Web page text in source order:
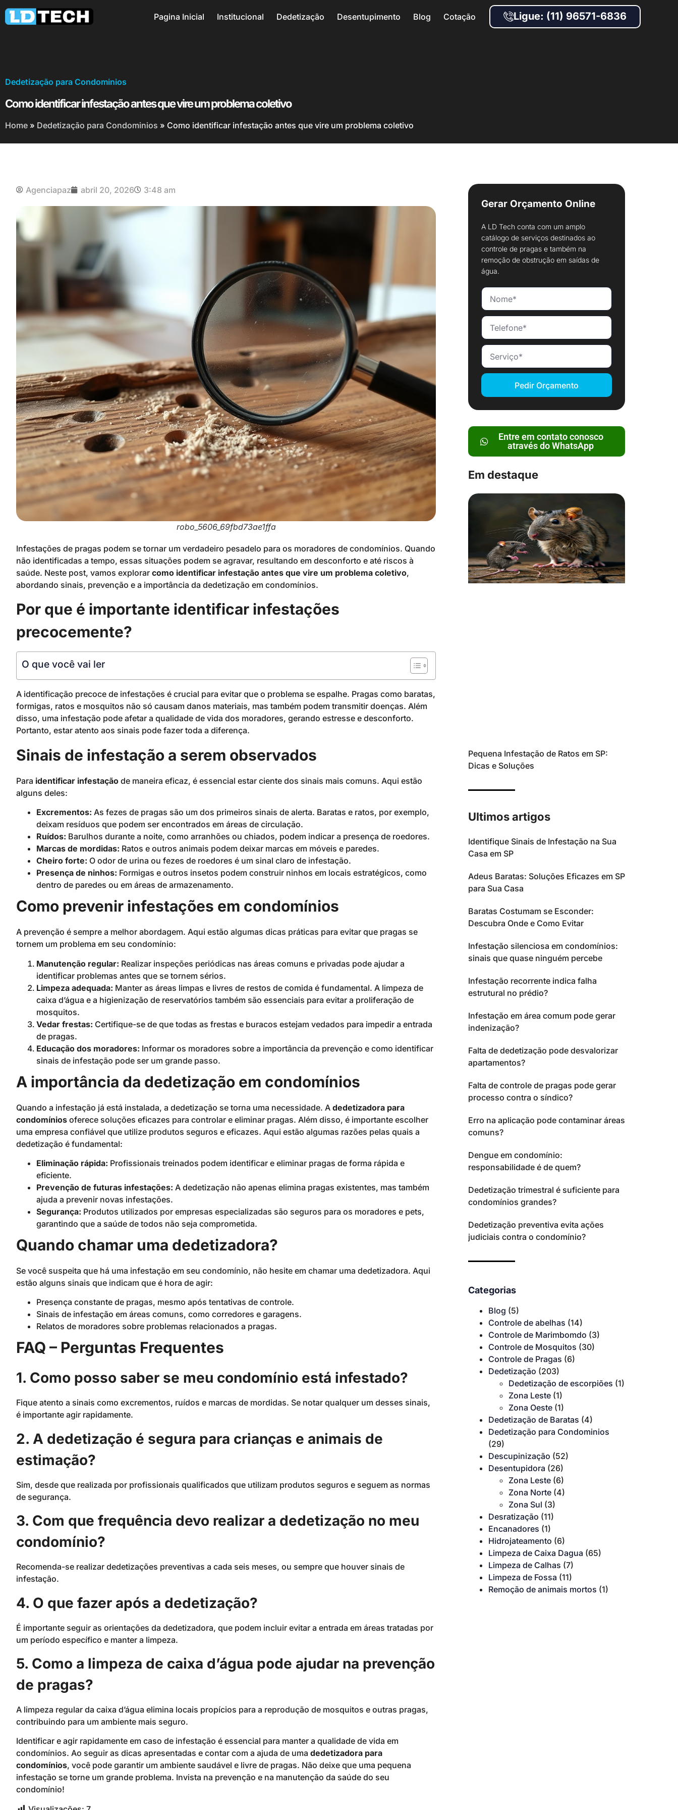
Pagina Inicial Institucional Dedetização Desentupimento Blog Cotação Ligue: (11) 96571-6836
Dedetização para Condominios
Como identificar infestação antes que vire um problema coletivo
Home » Dedetização para Condominios » Como identificar infestação antes que vire um problema coletivo
Agenciapaz abril 20, 2026 3:48 am
robo_5606_69fbd73ae1ffa
Infestações de pragas podem se tornar um verdadeiro pesadelo para os moradores de condomínios. Quando
não identificadas a tempo, essas situações podem se agravar, resultando em desconforto e até riscos à
saúde. Neste post, vamos explorar como identificar infestação antes que vire um problema coletivo,
abordando sinais, prevenção e a importância da dedetização em condomínios.
Por que é importante identificar infestações
precocemente?
O que você vai ler
A identificação precoce de infestações é crucial para evitar que o problema se espalhe. Pragas como baratas,
formigas, ratos e mosquitos não só causam danos materiais, mas também podem transmitir doenças. Além
disso, uma infestação pode afetar a qualidade de vida dos moradores, gerando estresse e desconforto.
Portanto, estar atento aos sinais pode fazer toda a diferença.
Sinais de infestação a serem observados
Para identificar infestação de maneira eficaz, é essencial estar ciente dos sinais mais comuns. Aqui estão
alguns deles:
Excrementos: As fezes de pragas são um dos primeiros sinais de alerta. Baratas e ratos, por exemplo,
deixam resíduos que podem ser encontrados em áreas de circulação.
Ruídos: Barulhos durante a noite, como arranhões ou chiados, podem indicar a presença de roedores.
Marcas de mordidas: Ratos e outros animais podem deixar marcas em móveis e paredes.
Cheiro forte: O odor de urina ou fezes de roedores é um sinal claro de infestação.
Presença de ninhos: Formigas e outros insetos podem construir ninhos em locais estratégicos, como
dentro de paredes ou em áreas de armazenamento.
Como prevenir infestações em condomínios
A prevenção é sempre a melhor abordagem. Aqui estão algumas dicas práticas para evitar que pragas se
tornem um problema em seu condomínio:
Manutenção regular: Realizar inspeções periódicas nas áreas comuns e privadas pode ajudar a
identificar problemas antes que se tornem sérios.
Limpeza adequada: Manter as áreas limpas e livres de restos de comida é fundamental. A limpeza de
caixa d’água e a higienização de reservatórios também são essenciais para evitar a proliferação de
mosquitos.
Vedar frestas: Certifique-se de que todas as frestas e buracos estejam vedados para impedir a entrada
de pragas.
Educação dos moradores: Informar os moradores sobre a importância da prevenção e como identificar
sinais de infestação pode ser um grande passo.
A importância da dedetização em condomínios
Quando a infestação já está instalada, a dedetização se torna uma necessidade. A dedetizadora para
condomínios oferece soluções eficazes para controlar e eliminar pragas. Além disso, é importante escolher
uma empresa confiável que utilize produtos seguros e eficazes. Aqui estão algumas razões pelas quais a
dedetização é fundamental:
Eliminação rápida: Profissionais treinados podem identificar e eliminar pragas de forma rápida e
eficiente.
Prevenção de futuras infestações: A dedetização não apenas elimina pragas existentes, mas também
ajuda a prevenir novas infestações.
Segurança: Produtos utilizados por empresas especializadas são seguros para os moradores e pets,
garantindo que a saúde de todos não seja comprometida.
Quando chamar uma dedetizadora?
Se você suspeita que há uma infestação em seu condomínio, não hesite em chamar uma dedetizadora. Aqui
estão alguns sinais que indicam que é hora de agir:
Presença constante de pragas, mesmo após tentativas de controle.
Sinais de infestação em áreas comuns, como corredores e garagens.
Relatos de moradores sobre problemas relacionados a pragas.
FAQ – Perguntas Frequentes
1. Como posso saber se meu condomínio está infestado?
Fique atento a sinais como excrementos, ruídos e marcas de mordidas. Se notar qualquer um desses sinais,
é importante agir rapidamente.
2. A dedetização é segura para crianças e animais de
estimação?
Sim, desde que realizada por profissionais qualificados que utilizam produtos seguros e seguem as normas
de segurança.
3. Com que frequência devo realizar a dedetização no meu
condomínio?
Recomenda-se realizar dedetizações preventivas a cada seis meses, ou sempre que houver sinais de
infestação.
4. O que fazer após a dedetização?
É importante seguir as orientações da dedetizadora, que podem incluir evitar a entrada em áreas tratadas por
um período específico e manter a limpeza.
5. Como a limpeza de caixa d’água pode ajudar na prevenção
de pragas?
A limpeza regular da caixa d’água elimina locais propícios para a reprodução de mosquitos e outras pragas,
contribuindo para um ambiente mais seguro.
Identificar e agir rapidamente em caso de infestação é essencial para manter a qualidade de vida em
condomínios. Ao seguir as dicas apresentadas e contar com a ajuda de uma dedetizadora para
condomínios, você pode garantir um ambiente saudável e livre de pragas. Não deixe que uma pequena
infestação se torne um grande problema. Invista na prevenção e na manutenção da saúde do seu
condomínio!
Gerar Orçamento Online
A LD Tech conta com um amplo
catálogo de serviços destinados ao
controle de pragas e também na
remoção de obstrução em saídas de
água.
Pedir Orçamento
Entre em contato conosco
através do WhatsApp
Em destaque
Pequena Infestação de Ratos em SP:
Dicas e Soluções
Ultimos artigos
Identifique Sinais de Infestação na Sua
Casa em SP
Adeus Baratas: Soluções Eficazes em SP
para Sua Casa
Baratas Costumam se Esconder:
Descubra Onde e Como Evitar
Infestação silenciosa em condomínios:
sinais que quase ninguém percebe
Infestação recorrente indica falha
estrutural no prédio?
Infestação em área comum pode gerar
indenização?
Falta de dedetização pode desvalorizar
apartamentos?
Falta de controle de pragas pode gerar
processo contra o síndico?
Erro na aplicação pode contaminar áreas
comuns?
Dengue em condomínio:
responsabilidade é de quem?
Dedetização trimestral é suficiente para
condomínios grandes?
Dedetização preventiva evita ações
judiciais contra o condomínio?
Categorias
Blog (5)
Controle de abelhas (14)
Controle de Marimbomdo (3)
Controle de Mosquitos (30)
Controle de Pragas (6)
Dedetização (203)
Dedetização de escorpiões (1)
Zona Leste (1)
Zona Oeste (1)
Dedetização de Baratas (4)
Dedetização para Condominios
(29)
Descupinização (52)
Desentupidora (26)
Zona Leste (6)
Zona Norte (4)
Zona Sul (3)
Desratização (11)
Encanadores (1)
Hidrojateamento (6)
Limpeza de Caixa Dagua (65)
Limpeza de Calhas (7)
Limpeza de Fossa (11)
Remoção de animais mortos (1)